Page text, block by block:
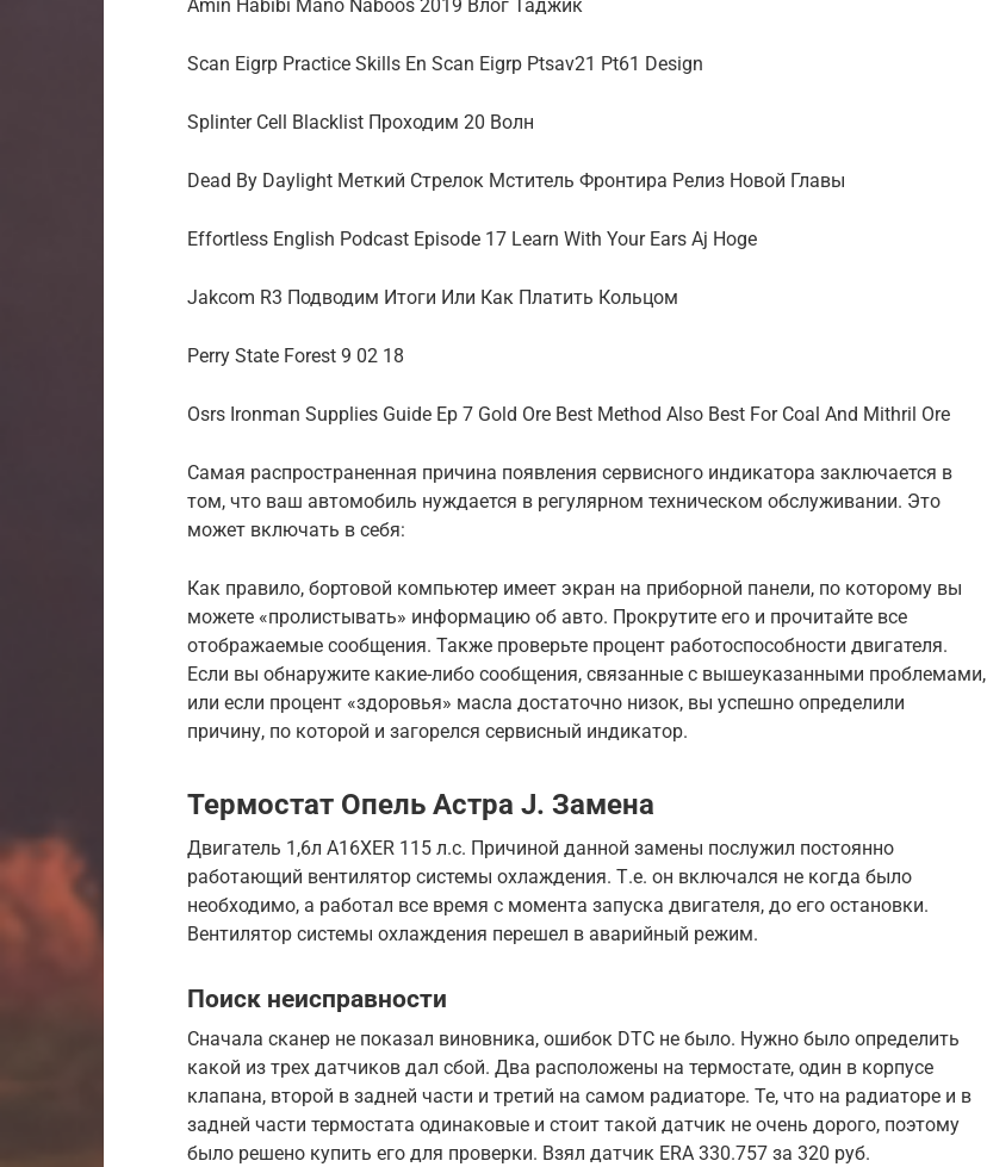
Amin Habibi Mano Naboos 2019 Влог Таджик
Scan Eigrp Practice Skills En Scan Eigrp Ptsav21 Pt61 Design
Splinter Cell Blacklist Проходим 20 Волн
Dead By Daylight Меткий Стрелок Мститель Фронтира Релиз Новой Главы
Effortless English Podcast Episode 17 Learn With Your Ears Aj Hoge
Jakcom R3 Подводим Итоги Или Как Платить Кольцом
Perry State Forest 9 02 18
Osrs Ironman Supplies Guide Ep 7 Gold Ore Best Method Also Best For Coal And Mithril Ore
Самая распространенная причина появления сервисного индикатора заключается в
том, что ваш автомобиль нуждается в регулярном техническом обслуживании. Это
может включать в себя:
Как правило, бортовой компьютер имеет экран на приборной панели, по которому вы
можете «пролистывать» информацию об авто. Прокрутите его и прочитайте все
отображаемые сообщения. Также проверьте процент работоспособности двигателя.
Если вы обнаружите какие-либо сообщения, связанные с вышеуказанными проблемами,
или если процент «здоровья» масла достаточно низок, вы успешно определили
причину, по которой и загорелся сервисный индикатор.
Термостат Опель Астра J. Замена
Двигатель 1,6л A16XER 115 л.с. Причиной данной замены послужил постоянно
работающий вентилятор системы охлаждения. Т.е. он включался не когда было
необходимо, а работал все время с момента запуска двигателя, до его остановки.
Вентилятор системы охлаждения перешел в аварийный режим.
Поиск неисправности
Сначала сканер не показал виновника, ошибок DTC не было. Нужно было определить
какой из трех датчиков дал сбой. Два расположены на термостате, один в корпусе
клапана, второй в задней части и третий на самом радиаторе. Те, что на радиаторе и в
задней части термостата одинаковые и стоит такой датчик не очень дорого, поэтому
было решено купить его для проверки. Взял датчик ERA 330.757 за 320 руб.